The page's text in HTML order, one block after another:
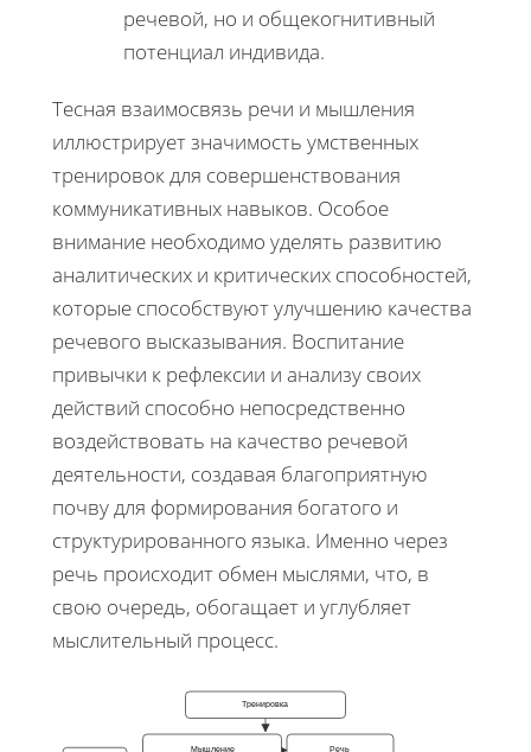
речевой, но и общекогнитивный
потенциал индивида.
Тесная взаимосвязь речи и мышления
иллюстрирует значимость умственных
тренировок для совершенствования
коммуникативных навыков. Особое
внимание необходимо уделять развитию
аналитических и критических способностей,
которые способствуют улучшению качества
речевого высказывания. Воспитание
привычки к рефлексии и анализу своих
действий способно непосредственно
воздействовать на качество речевой
деятельности, создавая благоприятную
почву для формирования богатого и
структурированного языка. Именно через
речь происходит обмен мыслями, что, в
свою очередь, обогащает и углубляет
мыслительный процесс.
Тренировка
Мышление
Речь